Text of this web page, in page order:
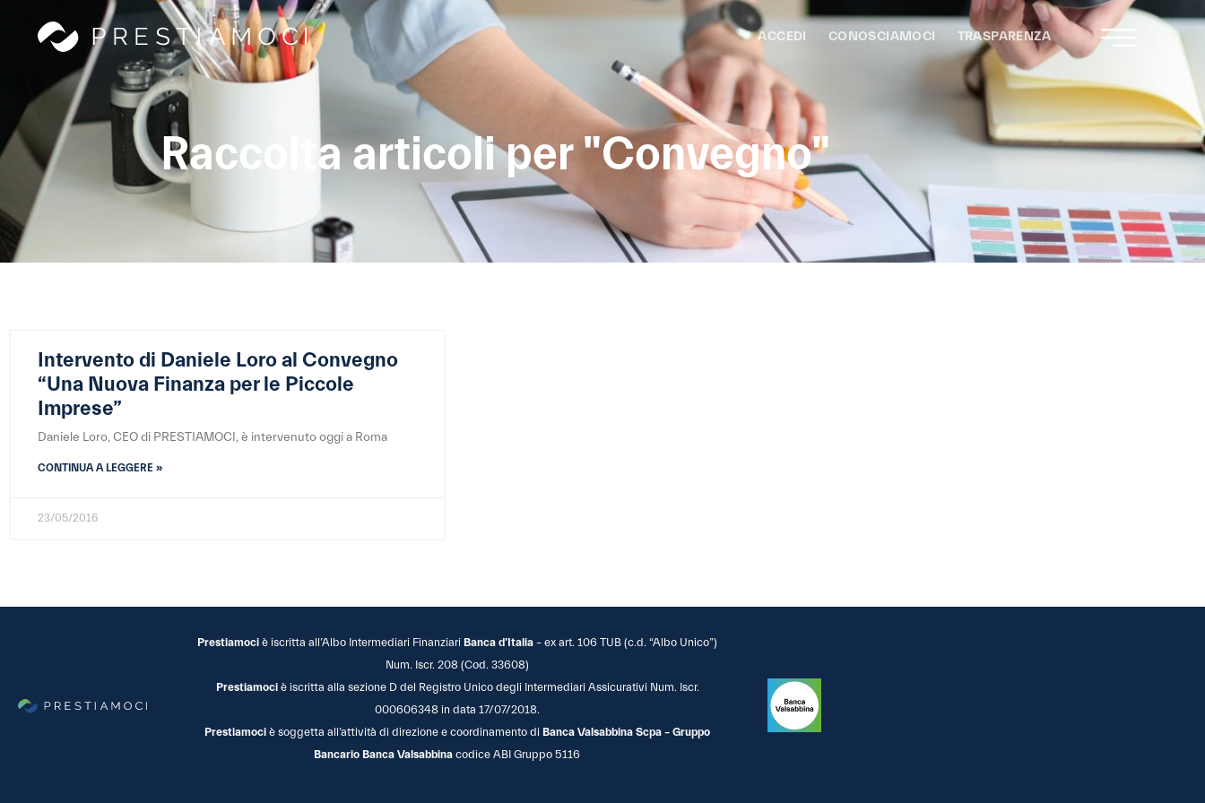
ACCEDI CONOSCIAMOCI TRASPARENZA
Raccolta articoli per "Convegno"
Intervento di Daniele Loro al Convegno
“Una Nuova Finanza per le Piccole
Imprese”
Daniele Loro, CEO di PRESTIAMOCI, è intervenuto oggi a Roma
CONTINUA A LEGGERE »
23/05/2016
Prestiamoci è iscritta all’Albo Intermediari Finanziari Banca d’Italia – ex art. 106 TUB (c.d. “Albo Unico”)
Num. Iscr. 208 (Cod. 33608)
Prestiamociè iscritta alla sezione D del Registro Unico degli Intermediari Assicurativi Num. Iscr.
000606348 in data 17/07/2018.
Prestiamociè soggetta all’attività di direzione e coordinamento di Banca Valsabbina Scpa – Gruppo
Bancario Banca Valsabbina codice ABI Gruppo 5116